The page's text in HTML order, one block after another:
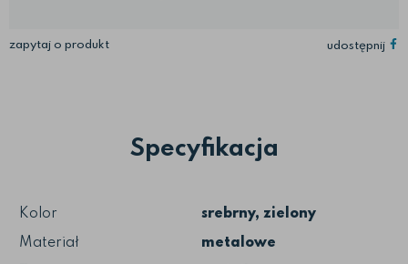
zapytaj o produkt udostępnij
Specyfikacja
Kolor
srebrny, zielony
Materiał
metalowe